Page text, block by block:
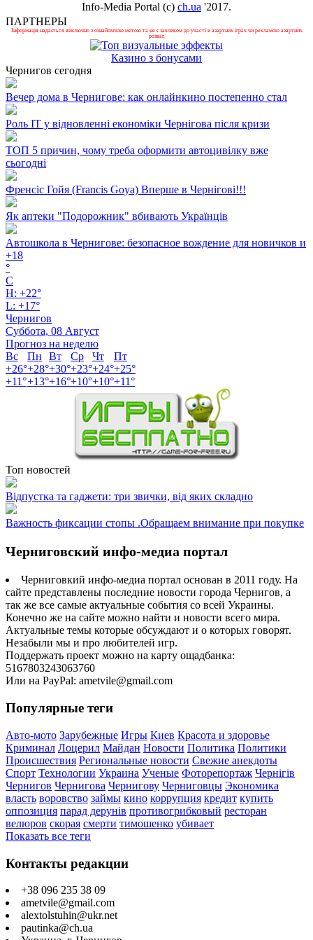
Info-Media Portal (c) ch.ua '2017.
ПАРТНЕРЫ
Інформація надається виключно з ознайомчою метою та не є закликом до участі в азартних іграх чи рекламою азартних
розваг.
Казино з бонусами
Чернигов сегодня
Вечер дома в Чернигове: как онлайнкино постепенно стал
Роль ІТ у відновленні економіки Чернігова після кризи
ТОП 5 причин, чому треба оформити автоцивілку вже
сьогодні
Френсіс Гойя (Francis Goya) Вперше в Чернігові!!!
Як аптеки "Подорожник" вбивають Українців
Автошкола в Чернигове: безопасное вождение для новичков и
+18
°
C
H: +22°
L: +17°
Чернигов
Суббота, 08 Август
Прогноз на неделю
Вс
Пн Вт Ср Чт
Пт
+26°+28°+30°+23°+24°+25°
+11°+13°+16°+10°+10°+11°
Топ новостей
Відпустка та гаджети: три звички, від яких складно
Важность фиксации стопы .Обращаем внимание при покупке
Черниговский инфо-медиа портал
Черниговкий инфо-медиа портал основан в 2011 году. На
сайте представлены последние новости города Чернигов, а
так же все самые актуальные события со всей Украины.
Конечно же на сайте можно найти и новости всего мира.
Актуальные темы которые обсуждают и о которых говорят.
Незабыли мы и про любителей игр.
Поддержать проект можно на карту ощадбанка:
5167803243063760
Или на PayPal: ametvile@gmail.com
Популярные теги
Авто-мото Зарубежные Игры Киев Красота и здоровье
Криминал Лоцерил Майдан Новости Политика Политики
Происшествия Региональные новости Свежие анекдоты
Спорт Технологии Украина Ученые Фоторепортаж Чернігів
Чернигов Чернигова Чернигову Черниговцы Экономика
власть воровство займы кино коррупция кредит купить
оппозиция парад дерунів противогрибковый ресторан
велюров скорая смерти тимошенко убивает
Показать все теги
Контакты редакции
+38 096 235 38 09
ametvile@gmail.com
alextolstuhin@ukr.net
pautinka@ch.ua